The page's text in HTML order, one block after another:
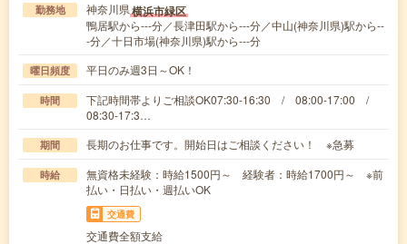
勤務地 神奈川県横浜市緑区
鴨居駅から---分／長津田駅から---分／中山(神奈川県)駅から--
-分／十日市場(神奈川県)駅から---分
曜日頻度 平日のみ週3日～OK！
時間
下記時間帯よりご相談OK07:30-16:30 / 08:00-17:00 /
08:30-17:3…
期間 長期のお仕事です。開始日はご相談ください！ ※急募
時給
無資格未経験：時給1500円～ 経験者：時給1700円～ ※前
払い・日払い・週払いOK
交通費
交通費全額支給